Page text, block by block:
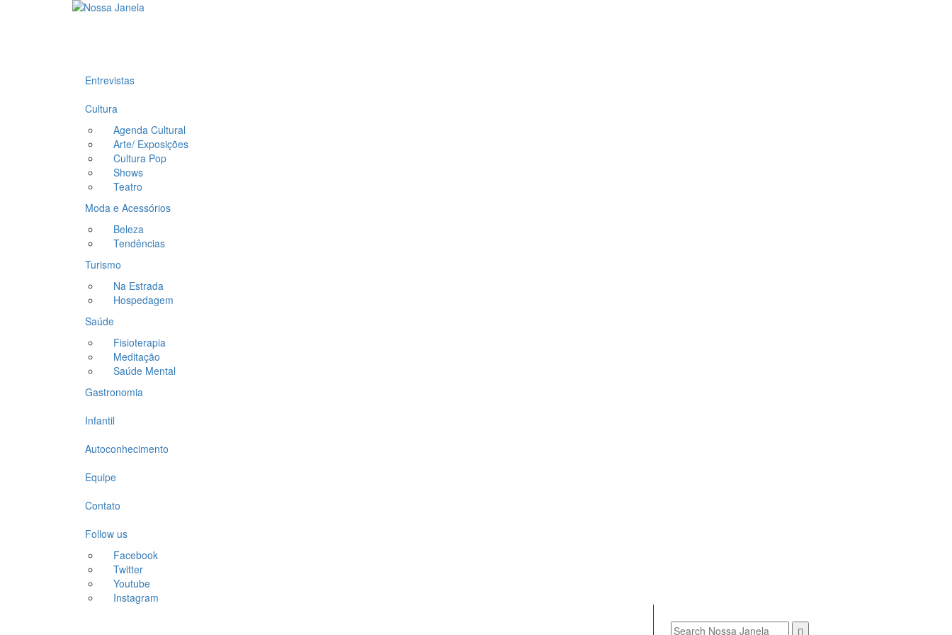
Entrevistas
Cultura
Agenda Cultural
Arte/ Exposições
Cultura Pop
Shows
Teatro
Moda e Acessórios
Beleza
Tendências
Turismo
Na Estrada
Hospedagem
Saúde
Fisioterapia
Meditação
Saúde Mental
Gastronomia
Infantil
Autoconhecimento
Equipe
Contato
Follow us
Facebook
Twitter
Youtube
Instagram